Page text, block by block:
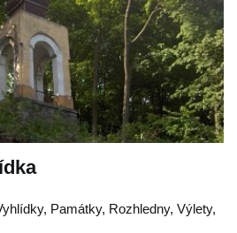
Památky, Rozhledny, Výlety,